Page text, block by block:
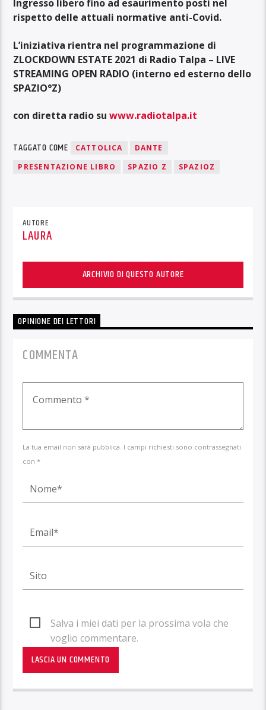
Ingresso libero fino ad esaurimento posti nel
rispetto delle attuali normative anti-Covid.
L’iniziativa rientra nel programmazione di
ZLOCKDOWN ESTATE 2021 di Radio Talpa – LIVE
STREAMING OPEN RADIO (interno ed esterno dello
SPAZIO°Z)
con diretta radio suwww.radiotalpa.it
TAGGATO COME CATTOLICA
DANTE
PRESENTAZIONE LIBRO
SPAZIO Z SPAZIOZ
AUTORE
LAURA
ARCHIVIO DI QUESTO AUTORE
OPINIONE DEI LETTORI
COMMENTA
La tua email non sarà pubblica. I campi richiesti sono contrassegnati
con *
Salva i miei dati per la prossima vola che
voglio commentare.